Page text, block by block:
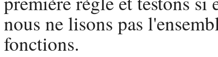
nous ne lisons pas
fonctions.